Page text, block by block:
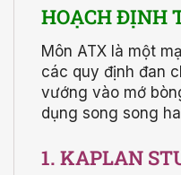
HOẠCH ĐỊNH
Môn ATX là một
các quy định đan
vướng vào mớ
dụng song song
1. KAPLAN